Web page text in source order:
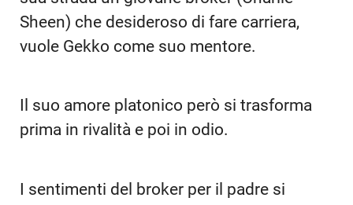
Sheen) che desideroso di fare carriera,
vuole Gekko come suo mentore.
Il suo amore platonico però si trasforma
prima in rivalità e poi in odio.
I sentimenti del broker per il padre si